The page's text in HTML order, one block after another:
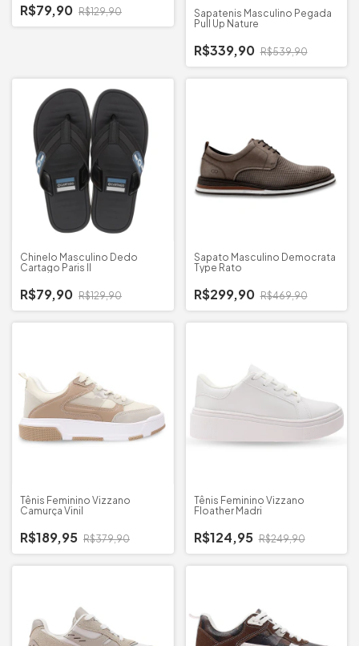
R$79,90 R$129,90
Sapatenis Masculino Pegada
Pull Up Nature
R$339,90 R$539,90
Chinelo Masculino Dedo
Cartago Paris II
R$79,90 R$129,90
Sapato Masculino Democrata
Type Rato
R$299,90 R$469,90
Tênis Feminino Vizzano
Camurça Vinil
R$189,95 R$379,90
Tênis Feminino Vizzano
Floather Madri
R$124,95 R$249,90